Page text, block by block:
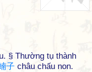
§ Thường tụ thành
子 châu chấu non.